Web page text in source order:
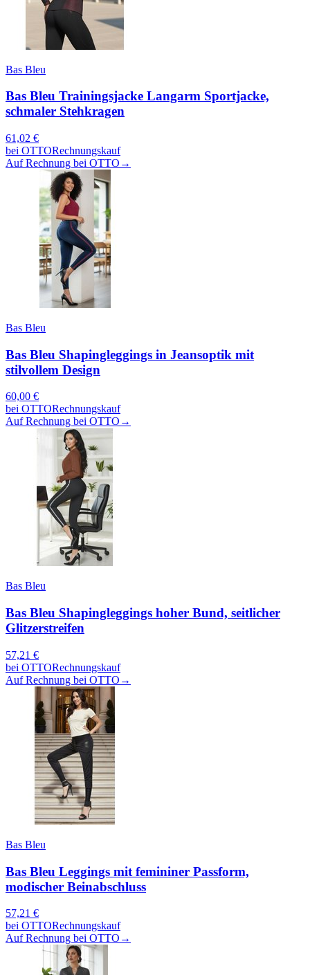
Bas Bleu
Bas Bleu Trainingsjacke Langarm Sportjacke,
schmaler Stehkragen
61,02 €
bei OTTORechnungskauf
Auf Rechnung bei OTTO →
Bas Bleu
Bas Bleu Shapingleggings in Jeansoptik mit
stilvollem Design
60,00 €
bei OTTORechnungskauf
Auf Rechnung bei OTTO →
Bas Bleu
Bas Bleu Shapingleggings hoher Bund, seitlicher
Glitzerstreifen
57,21 €
bei OTTORechnungskauf
Auf Rechnung bei OTTO →
Bas Bleu
Bas Bleu Leggings mit femininer Passform,
modischer Beinabschluss
57,21 €
bei OTTORechnungskauf
Auf Rechnung bei OTTO →